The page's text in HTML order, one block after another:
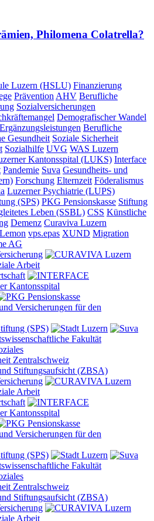
Philomena Colatrella?
Luzern (HSLU) Finanzierung
Prävention AHV Berufliche
Sozialversicherungen
Demografischer Wandel
Ergänzungsleistungen Berufliche
Gesundheit Soziale Sicherheit
Sozialhilfe UVG WAS Luzern
Kantonsspital (LUKS) Interface
Pandemie Suva Gesundheits- und
Forschung Elternzeit Föderalismus
Luzerner Psychiatrie (LUPS)
(SPS) PKG Pensionskasse Stiftung
Leben (SSBL) CSS Künstliche
Demenz Curaviva Luzern
Lemon vps.epas XUND Migration
AG